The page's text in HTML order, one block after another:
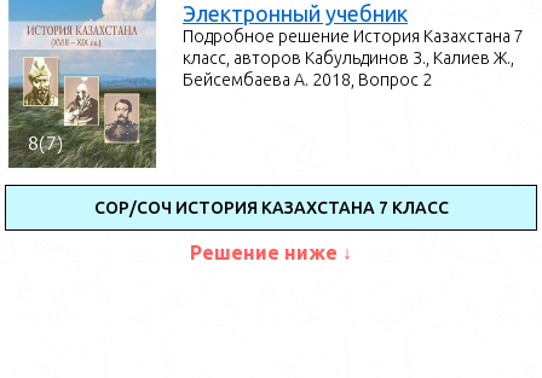
Электронный учебник
Подробное решение История Казахстана 7
класс, авторов Кабульдинов З., Калиев Ж.,
Бейсембаева А. 2018, Вопрос 2
СОР/СОЧ ИСТОРИЯ КАЗАХСТАНА 7 КЛАСС
Решение ниже ↓